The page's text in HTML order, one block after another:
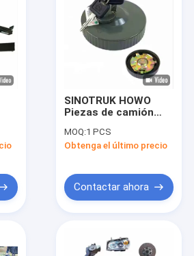
SINOTRUK HOWO
Piezas de camión
Revestimiento del
tanque de
camión pesado
MOQ:1 PCS
Obtenga el último precio
Contactar ahora